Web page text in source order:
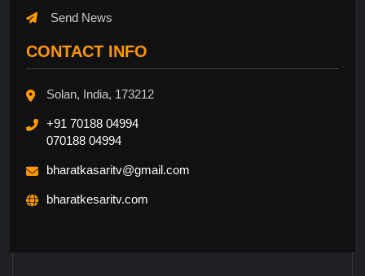
Send News
CONTACT INFO
Solan, India, 173212
+91 70188 04994
070188 04994
bharatkasaritv@gmail.com
bharatkesaritv.com